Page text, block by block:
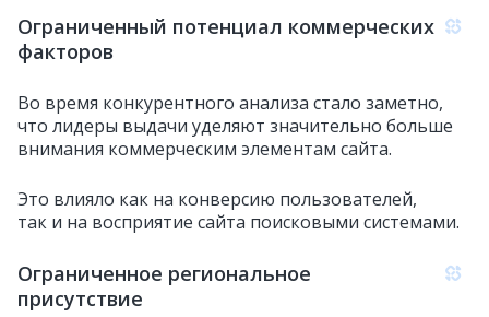
Ограниченный потенциал коммерческих
факторов
Во время конкурентного анализа стало заметно,
что лидеры выдачи уделяют значительно больше
внимания коммерческим элементам сайта.
Это влияло как на конверсию пользователей,
так и на восприятие сайта поисковыми системами.
Ограниченное региональное
присутствие